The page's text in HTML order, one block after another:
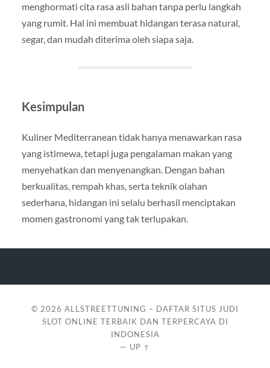
menghormati cita rasa asli bahan tanpa perlu langkah
yang rumit. Hal ini membuat hidangan terasa natural,
segar, dan mudah diterima oleh siapa saja.
Kesimpulan
Kuliner Mediterranean tidak hanya menawarkan rasa
yang istimewa, tetapi juga pengalaman makan yang
menyehatkan dan menyenangkan. Dengan bahan
berkualitas, rempah khas, serta teknik olahan
sederhana, hidangan ini selalu berhasil menciptakan
momen gastronomi yang tak terlupakan.
© 2026 ALLSTREETTUNING – DAFTAR SITUS JUDI
SLOT ONLINE TERBAIK DAN TERPERCAYA DI
INDONESIA
— UP ↑